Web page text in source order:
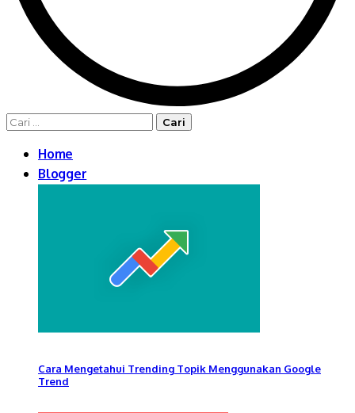
Cari
Home
Blogger
Cara Mengetahui Trending Topik Menggunakan Google
Trend